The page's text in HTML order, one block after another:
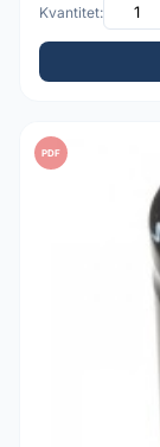
Kvantitet:
PDF